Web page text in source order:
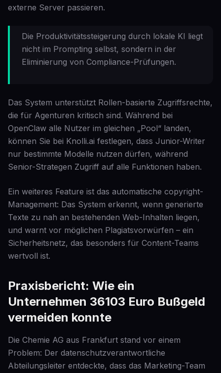
externe Server passieren.
Die Produktivitätssteigerung durch lokale KI liegt
nicht im Prompting selbst, sondern in der
Eliminierung von Compliance-Prüfungen.
Das System unterstützt Rollen-basierte Zugriffsrechte,
die für Agenturen kritisch sind. Während bei
OpenClaw alle Nutzer im gleichen „Pool“ landen,
können Sie bei Knolli.ai festlegen, dass Junior-Writer
nur bestimmte Modelle nutzen dürfen, während
Senior-Strategen Zugriff auf alle Funktionen haben.
Ein weiteres Feature ist das automatische copyright-
Management: Das System erkennt, wenn generierte
Texte zu nah an bestehenden Web-Inhalten liegen,
und warnt vor möglichen Plagiatsvorwürfen – ein
Sicherheitsnetz, das besonders für Content-Teams
wertvoll ist.
Praxisbericht: Wie ein
Unternehmen 36103 Euro Bußgeld
vermeiden konnte
Die Chemie AG aus Frankfurt stand vor einem
Problem: Der datenschutzverantwortliche
Abteilungsleiter entdeckte, dass das Marketing-Team